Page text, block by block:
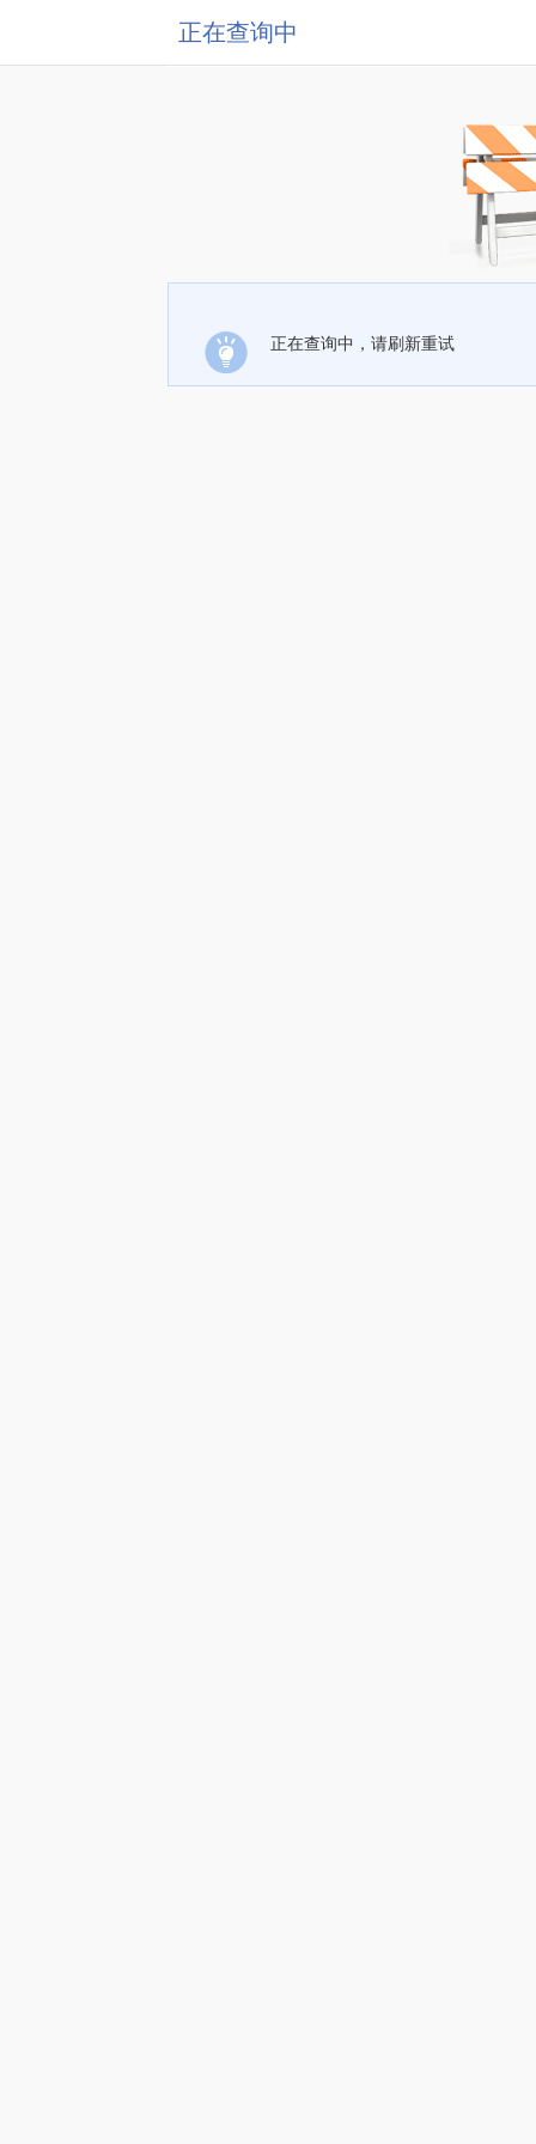
正在查询中
正在查询中，请刷新重试